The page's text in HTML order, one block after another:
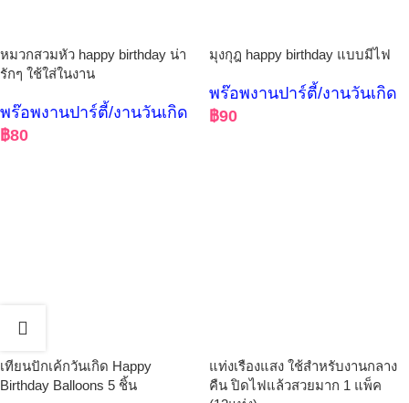
หมวกสวมหัว happy birthday น่า
รักๆ ใช้ใส่ในงาน
พร๊อพงานปาร์ตี้/งานวันเกิด
฿80
มุงกุฎ happy birthday แบบมีไฟ
พร๊อพงานปาร์ตี้/งานวันเกิด
฿90
เทียนปักเค้กวันเกิด Happy
Birthday Balloons 5 ชิ้น
แท่งเรืองแสง ใช้สำหรับงานกลาง
คืน ปิดไฟแล้วสวยมาก 1 แพ็ค